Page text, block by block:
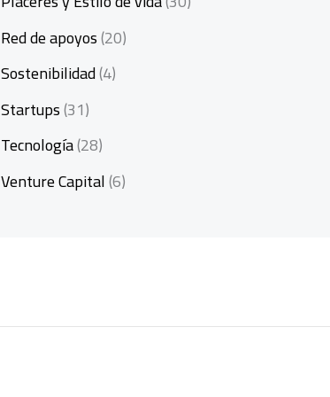
Red de apoyos(20)
Sostenibilidad(4)
Startups(31)
Tecnología(28)
Venture Capital(6)